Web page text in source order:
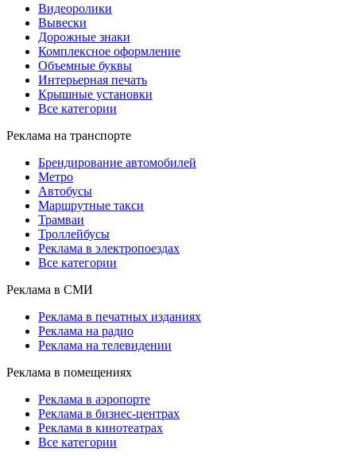
Видеоролики
Вывески
Дорожные знаки
Комплексное оформление
Объемные буквы
Интерьерная печать
Крышные установки
Все категории
Реклама на транспорте
Брендирование автомобилей
Метро
Автобусы
Маршрутные такси
Трамваи
Троллейбусы
Реклама в электропоездах
Все категории
Реклама в СМИ
Реклама в печатных изданиях
Реклама на радио
Реклама на телевидении
Реклама в помещениях
Реклама в аэропорте
Реклама в бизнес-центрах
Реклама в кинотеатрах
Все категории